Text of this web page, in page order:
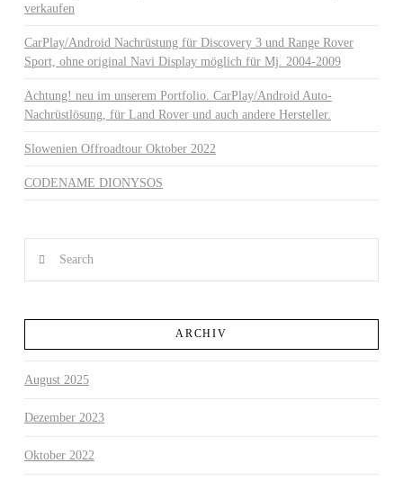
verkaufen
CarPlay/Android Nachrüstung für Discovery 3 und Range Rover
Sport, ohne original Navi Display möglich für Mj. 2004-2009
Achtung! neu im unserem Portfolio. CarPlay/Android Auto-
Nachrüstlösung, für Land Rover und auch andere Hersteller.
Slowenien Offroadtour Oktober 2022
CODENAME DIONYSOS
ARCHIV
August 2025
Dezember 2023
Oktober 2022